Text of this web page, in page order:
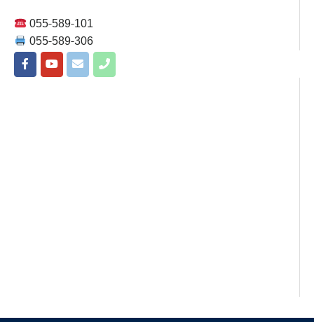
055-589-101
055-589-306